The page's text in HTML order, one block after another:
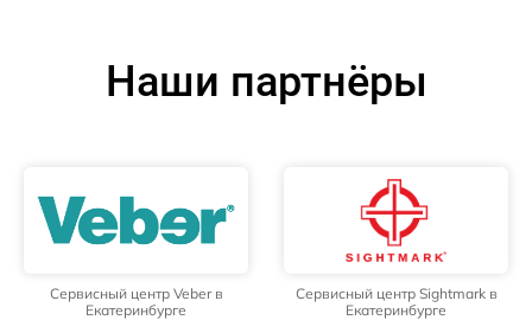
Наши партнёры
Сервисный центр Veber в
Екатеринбурге
Сервисный центр Sightmark в
Екатеринбурге